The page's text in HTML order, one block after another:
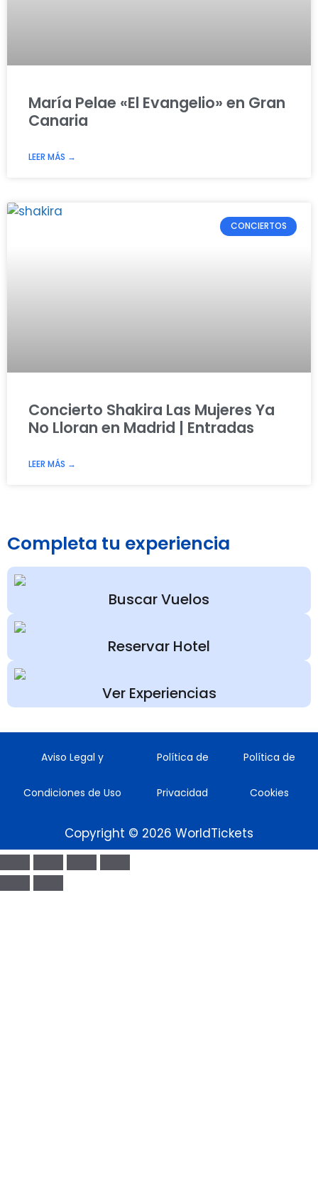
María Pelae «El Evangelio» en Gran
Canaria
LEER MÁS →
CONCIERTOS
Concierto Shakira Las Mujeres Ya
No Lloran en Madrid | Entradas
LEER MÁS →
Completa tu experiencia
Buscar Vuelos
Reservar Hotel
Ver Experiencias
Aviso Legal y
Condiciones de Uso
Política de
Privacidad
Política de
Cookies
Copyright © 2026 WorldTickets